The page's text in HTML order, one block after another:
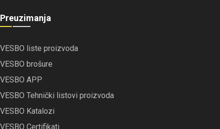
Preuzimanja
VESBO liste proizvoda
VESBO brošure
VESBO APP
VESBO Tehnički listovi proizvoda
VESBO Katalozi
VESBO Certifikati